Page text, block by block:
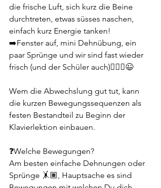
die frische Luft, sich kurz die Beine
durchtreten, etwas süsses naschen,
einfach kurz Energie tanken!
➡️Fenster auf, mini Dehnübung, ein
paar Sprünge und wir sind fast wieder
frisch (und der Schüler auch)🧘🏽‍♀️😉
Wem die Abwechslung gut tut, kann
die kurzen Bewegungssequenzen als
festen Bestandteil zu Beginn der
Klavierlektion einbauen.
❓Welche Bewegungen?
Am besten einfache Dehnungen oder
Sprünge 🤸🏽, Hauptsache es sind